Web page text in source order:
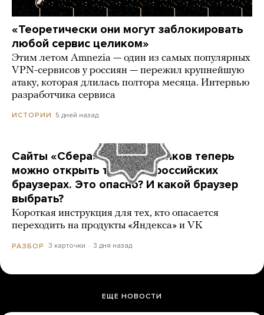
«Теоретически они могут заблокировать
любой сервис целиком»
Этим летом Amnezia — один из самых популярных
VPN-сервисов у россиян — пережил крупнейшую
атаку, которая длилась полтора месяца. Интервью
разработчика сервиса
ИСТОРИИ 5 дней назад
Сайты «Сбера» и других банков теперь
можно открыть только в российских
браузерах. Это опасно? И какой браузер
выбрать?
Короткая инструкция для тех, кто опасается
переходить на продукты «Яндекса» и VK
РАЗБОР 3 карточки 3 дня назад
ЕЩЕ НОВОСТИ